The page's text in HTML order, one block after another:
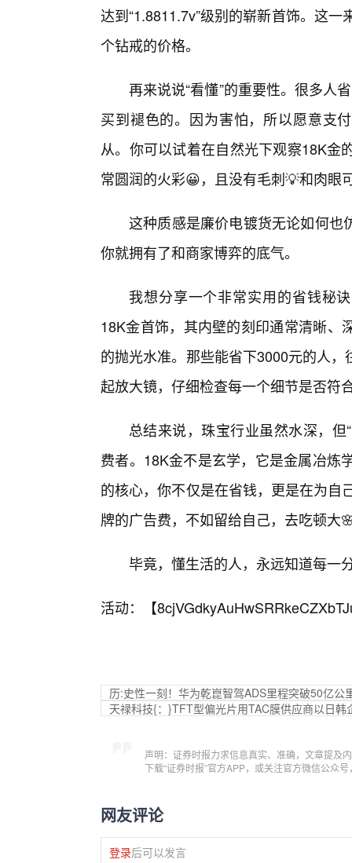
达到“1.8811.7v”级别的崭新首饰。这
个钻戒的价格。
再来说说“看懂”的重要性。很多人
买到褪色的。因为害怕，所以愿意支
从。你可以试着在自然光下观察18K金
常圆润的火彩😀，且没有毛刺💡和肉眼
这种质感是廉价电镀货无论如何也
你就拥有了和商家博弈的底气。
我想分享一个非常实用的省钱秘
18K金首饰，其内壁的刻印通常清晰、
的抛光水准。那些能省下3000元的人
起放大镜，仔细检查每一个细节是否符
总结来说，珠宝行业虽然水深，
费者。18K金不是玄学，它是金属冶炼
的核心，你不仅是在省钱，更是在为自
牌的广告费，不如留给自己，去吃顿大
毕竟，懂生活的人，永远知道每一
活动：【
历:史性一刻！华为乾崑智驾ADS里程突破50亿公
天禄科技{：}TFT型偏光片用TAC膜供应商以日韩
声明：证券时报力求信息真实、准确，文章提及
下载“证券时报”官方APP，或关注官方微信公众
网友评论
登录后可以发言